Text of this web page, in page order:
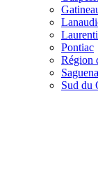
Pontiac
Région
Sud du